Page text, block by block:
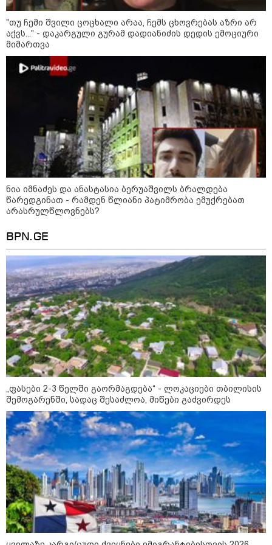
ნია იმნაძეს და ანასტასია
ბერუაშვილს ბრალდება
პატიმრობა ემუქრებათ
რა გახდა “სამგორის” მეტროში
სტუდენტის გარდაცვალების
მიზეზი - ცნობილია ექსპერტიზის
პასუხი
Faceამბები
10:58 / 06-08-2026
"დადგება დრო და თქვენი დღევანდელი
"პოსტაობა" საკუთარ თავთან
შეგარცხვენთ... თქვენი შეცდომა არის
დანაშაულის ტოლფასი" - ეკა კუპატაძე
ნანუკა ჟორჟოლიანს
09:33 / 05-08-2026
"თუ ჩემი შვილი ცოცხალი არაა, ჩემს ცხოვრებას აზრი არ
აქვს..." - დაკარგული გურამ დადიანიძის დედის ემოციური
მიმართვა
ნია იმნაძეს და ანასტასია ბერუაშვილს ბრალდება
წარედგინათ - რამდენ წლიანი პატიმრობა ემუქრებათ
არასრულწლოვნებს?
BPN.GE
„ფასები 2-3 წელში გაორმაგდება“ - ლოკაციები თბილისის
შემოგარენში, სადაც შესაძლოა, მიწები გაძვირდეს